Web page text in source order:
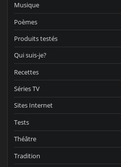
Musique
Poèmes
Produits testés
Qui suis-je?
Recettes
Séries TV
Sites Internet
Tests
Théâtre
Tradition